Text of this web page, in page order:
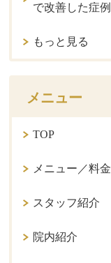
で改善した症例
もっと見る
メニュー
TOP
メニュー／料金
スタッフ紹介
院内紹介